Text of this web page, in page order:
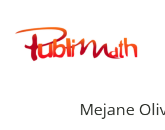
contenu
Publimath
Mejane